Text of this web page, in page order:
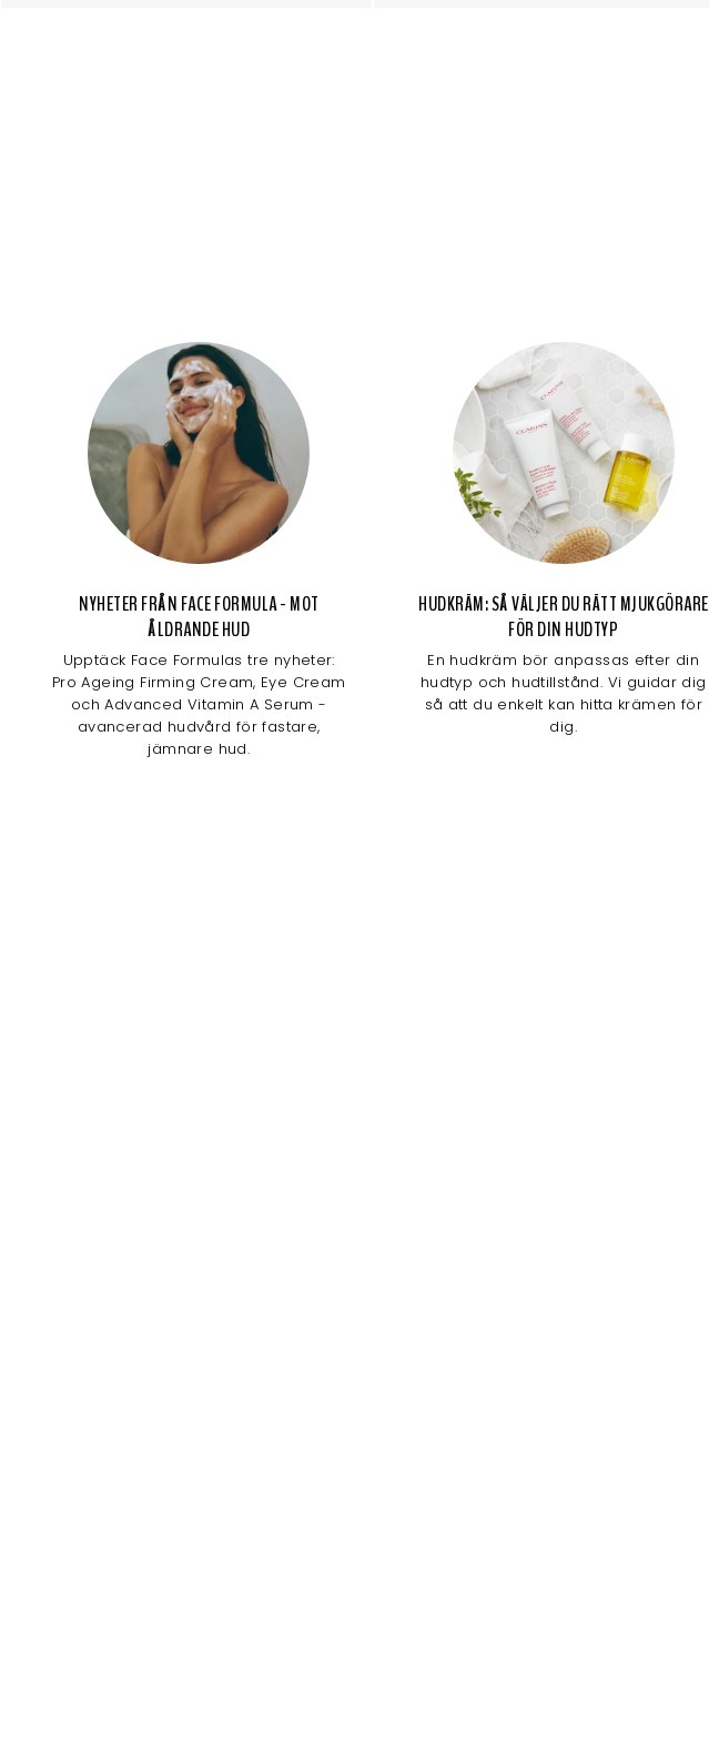
NYHETER FRÅN FACE FORMULA - MOT
ÅLDRANDE HUD
Upptäck Face Formulas tre nyheter:
Pro Ageing Firming Cream, Eye Cream
och Advanced Vitamin A Serum -
avancerad hudvård för fastare,
jämnare hud.
HUDKRÄM: SÅ VÄLJER DU RÄTT MJUKGÖRARE
FÖR DIN HUDTYP
En hudkräm bör anpassas efter din
hudtyp och hudtillstånd. Vi guidar dig
så att du enkelt kan hitta krämen för
dig.